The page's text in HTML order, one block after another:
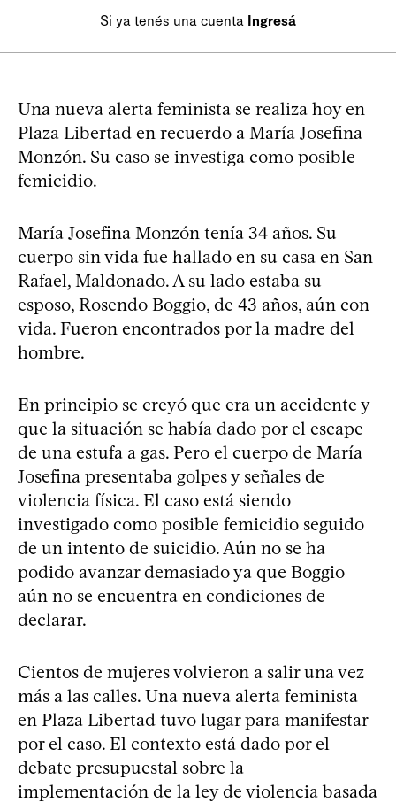
Si ya tenés una cuenta Ingresá
Una nueva alerta feminista se realiza hoy en
Plaza Libertad en recuerdo a María Josefina
Monzón. Su caso se investiga como posible
femicidio.
María Josefina Monzón tenía 34 años. Su
cuerpo sin vida fue hallado en su casa en San
Rafael, Maldonado. A su lado estaba su
esposo, Rosendo Boggio, de 43 años, aún con
vida. Fueron encontrados por la madre del
hombre.
En principio se creyó que era un accidente y
que la situación se había dado por el escape
de una estufa a gas. Pero el cuerpo de María
Josefina presentaba golpes y señales de
violencia física. El caso está siendo
investigado como posible femicidio seguido
de un intento de suicidio. Aún no se ha
podido avanzar demasiado ya que Boggio
aún no se encuentra en condiciones de
declarar.
Cientos de mujeres volvieron a salir una vez
más a las calles. Una nueva alerta feminista
en Plaza Libertad tuvo lugar para manifestar
por el caso. El contexto está dado por el
debate presupuestal sobre la
implementación de la ley de violencia basada